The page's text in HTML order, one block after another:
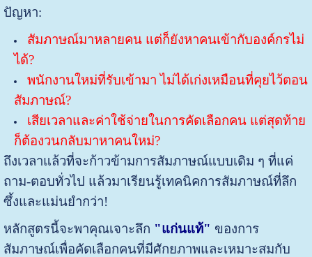
ปัญหา:
สัมภาษณ์มาหลายคน แต่ก็ยังหาคนเข้ากับองค์กรไม่
ได้?
พนักงานใหม่ที่รับเข้ามา ไม่ได้เก่งเหมือนที่คุยไว้ตอน
สัมภาษณ์?
เสียเวลาและค่าใช้จ่ายในการคัดเลือกคน แต่สุดท้าย
ก็ต้องวนกลับมาหาคนใหม่?
ถึงเวลาแล้วที่จะก้าวข้ามการสัมภาษณ์แบบเดิม ๆ ที่แค่
ถาม-ตอบทั่วไป แล้วมาเรียนรู้เทคนิคการสัมภาษณ์ที่ลึก
ซึ้งและแม่นยำกว่า!
หลักสูตรนี้จะพาคุณเจาะลึก "แก่นแท้" ของการ
สัมภาษณ์เพื่อคัดเลือกคนที่มีศักยภาพและเหมาะสมกับ